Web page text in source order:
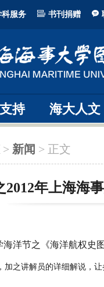
科服务 书刊捐赠
持 海大人文
> 新闻 > 正文
2012年上海
洋节之《海洋航权史
加之讲解员的详细解说，